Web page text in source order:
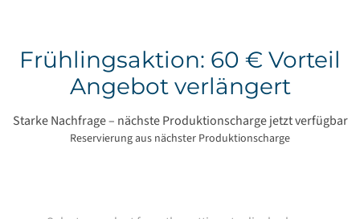
Frühlingsaktion: 60 € Vorteil
Angebot verlängert
Starke Nachfrage – nächste Produktionscharge jetzt verfügbar
Reservierung aus nächster Produktionscharge